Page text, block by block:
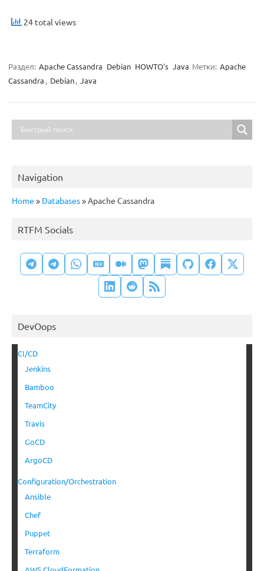
24 total views
Раздел: Apache Cassandra Debian HOWTO's Java Метки: Apache
Cassandra , Debian, Java
Navigation
Home » Databases» Apache Cassandra
RTFM Socials
DevOops
CI/CD
Jenkins
Bamboo
TeamCity
Travis
GoCD
ArgoCD
Configuration/Orchestration
Ansible
Chef
Puppet
Terraform